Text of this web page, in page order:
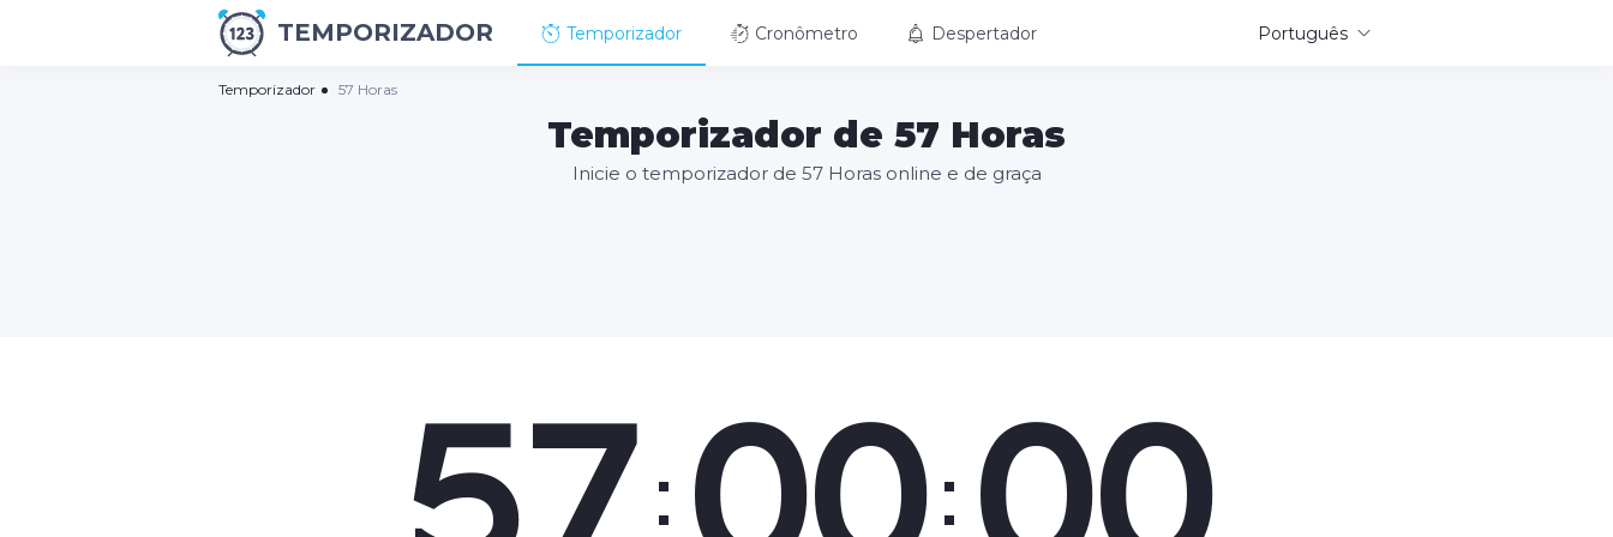
TEMPORIZADOR Temporizador Cronômetro Despertador Português
Temporizador 57 Horas
Temporizador de 57 Horas
Inicie o temporizador de 57 Horas online e de graça
: :